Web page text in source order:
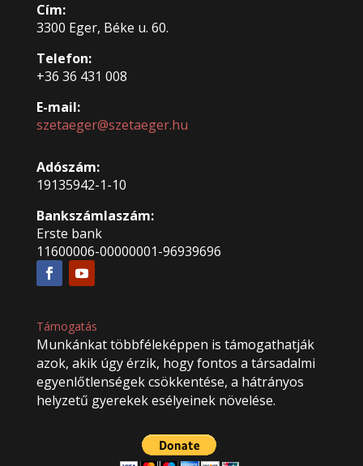
Cím:
3300 Eger, Béke u. 60.
Telefon:
+36 36 431 008
E-mail:
szetaeger@szetaeger.hu
Adószám:
19135942-1-10
Bankszámlaszám:
Erste bank
11600006-00000001-96939696
Támogatás
Munkánkat többféleképpen is támogathatják
azok, akik úgy érzik, hogy fontos a társadalmi
egyenlőtlenségek csökkentése, a hátrányos
helyzetű gyerekek esélyeinek növelése.